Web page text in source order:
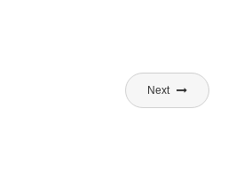
Next